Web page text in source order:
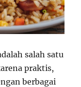
salah satu
praktis,
berbagai